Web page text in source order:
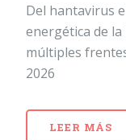
Del hantavirus
energética de
múltiples
2026
LEER MÁS